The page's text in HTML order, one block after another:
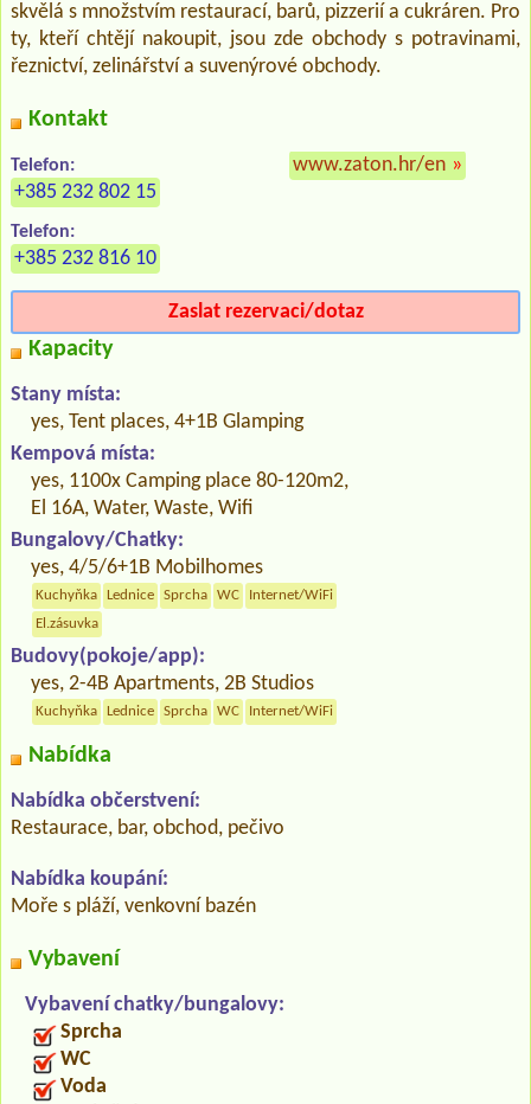
skvělá s množstvím restaurací, barů, pizzerií a cukráren. Pro
ty, kteří chtějí nakoupit, jsou zde obchody s potravinami,
řeznictví, zelinářství a suvenýrové obchody.
Kontakt
Telefon:
+385 232 802 15
Telefon:
+385 232 816 10
www.zaton.hr/en »
Zaslat rezervaci/dotaz
Kapacity
Stany místa:
yes, Tent places, 4+1B Glamping
Kempová místa:
yes, 1100x Camping place 80-120m2,
El 16A, Water, Waste, Wifi
Bungalovy/Chatky:
yes, 4/5/6+1B Mobilhomes
Kuchyňka Lednice Sprcha WC
Internet/WiFi
El.zásuvka
Budovy(pokoje/app):
yes, 2-4B Apartments, 2B Studios
Kuchyňka Lednice Sprcha WC Internet/WiFi
Nabídka
Nabídka občerstvení:
Restaurace, bar, obchod, pečivo
Nabídka koupání:
Moře s pláží, venkovní bazén
Vybavení
Vybavení chatky/bungalovy:
Sprcha
WC
Voda